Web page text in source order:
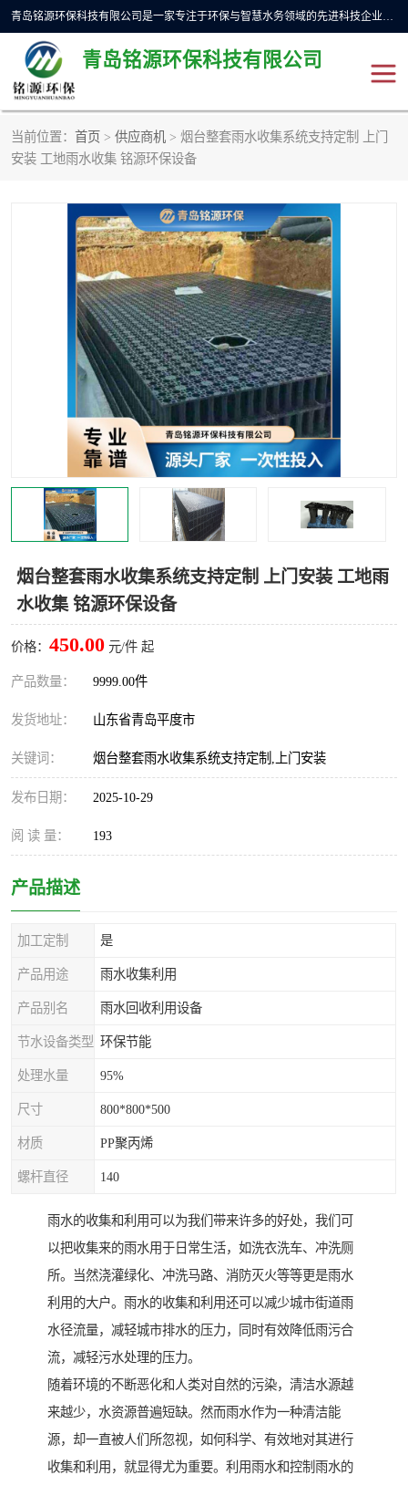
青岛铭源环保科技有限公司是一家专注于环保与智慧水务领域的先进科技企业，公司专注于云智能一体化预制泵站、水务循环利用、海绵城市、云智慧水务开发及新型环保技术研发等领域。铭源环保以为客户提供优质产品、专业技术服务为己任。为客户提供量身定制方案，提供多种配置方案满足实际使用要求。严控供货周期，并提供高标准后期维护。以环保为己任，视质量如生命，以技术做先导，靠诚信赢客户。
青岛铭源环保科技有限公司
当前位置： 首页 > 供应商机 > 烟台整套雨水收集系统支持定制 上门
安装 工地雨水收集 铭源环保设备
烟台整套雨水收集系统支持定制 上门安装 工地雨
水收集 铭源环保设备
价格： 450.00 元/件 起
产品数量： 9999.00件
发货地址： 山东省青岛平度市
关键词： 烟台整套雨水收集系统支持定制,上门安装
发布日期： 2025-10-29
阅 读 量： 193
产品描述
加工定制 是
产品用途 雨水收集利用
产品别名 雨水回收利用设备
节水设备类型 环保节能
处理水量 95%
尺寸 800*800*500
材质 PP聚丙烯
螺杆直径 140
雨水的收集和利用可以为我们带来许多的好处，我们可
以把收集来的雨水用于日常生活，如洗衣洗车、冲洗厕
所。当然浇灌绿化、冲洗马路、消防灭火等等更是雨水
利用的大户。雨水的收集和利用还可以减少城市街道雨
水径流量，减轻城市排水的压力，同时有效降低雨污合
流，减轻污水处理的压力。
随着环境的不断恶化和人类对自然的污染，清洁水源越
来越少，水资源普遍短缺。然而雨水作为一种清洁能
源，却一直被人们所忽视，如何科学、有效地对其进行
收集和利用，就显得尤为重要。利用雨水和控制雨水的
一体化HMPP泵站
智能截流井 智能旋转喷射器
下开式堰门 液动限流闸门
加压泵房/灌溉泵房 一体化预制泵站
不锈钢浮筒阀 真空冲洗装置
雨水收集回用装置 门式冲洗装置
智能一体化灌溉泵房 一体化污水处理泵房
水面垃圾清理装置 浅层砂过滤装置
一体化泵闸 柔性截污
真空冲洗设备
水平自清洗格栅